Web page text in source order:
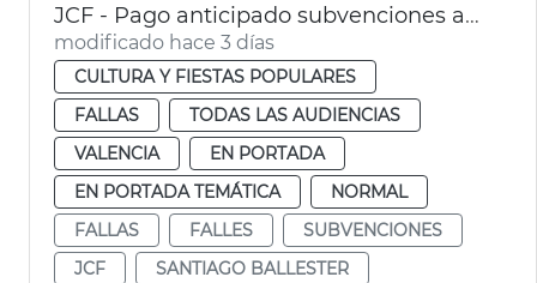
JCF - Pago anticipado subvenciones agrupaciones de falla
modificado hace 3 días
CULTURA Y FIESTAS POPULARES
FALLAS
TODAS LAS AUDIENCIAS
VALENCIA
EN PORTADA
EN PORTADA TEMÁTICA
NORMAL
FALLAS
FALLES
SUBVENCIONES
JCF
SANTIAGO BALLESTER